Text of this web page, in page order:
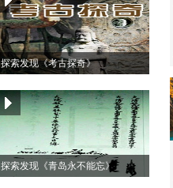
探索发现《考古探奇》
探索发现《青岛永不能忘》